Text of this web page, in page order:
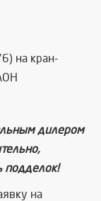
на кран-
дилером
подделок!
на